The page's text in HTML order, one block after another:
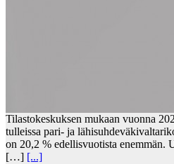
Tilastokeskuksen mukaan vuonna
tulleissa pari- ja
on 20,2 % edellisvuotista enemmän.
[…] [...]